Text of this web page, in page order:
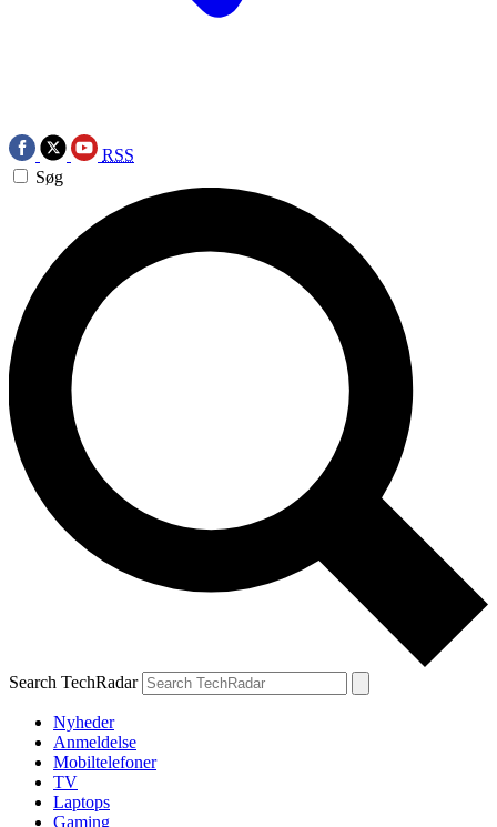
RSS
Søg
Search TechRadar
Nyheder
Anmeldelse
Mobiltelefoner
TV
Laptops
Gaming